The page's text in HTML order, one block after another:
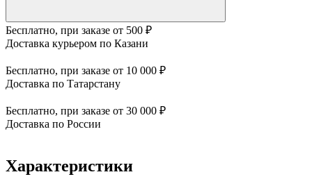
Бесплатно, при заказе от 500 ₽
Доставка курьером по Казани
Бесплатно, при заказе от 10 000 ₽
Доставка по Татарстану
Бесплатно, при заказе от 30 000 ₽
Доставка по России
Характеристики